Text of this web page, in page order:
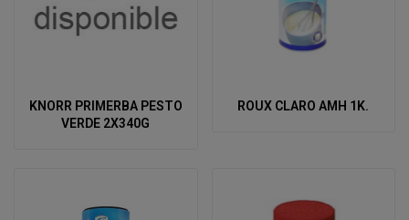
KNORR PRIMERBA PESTO
VERDE 2X340G
ROUX CLARO AMH 1K.